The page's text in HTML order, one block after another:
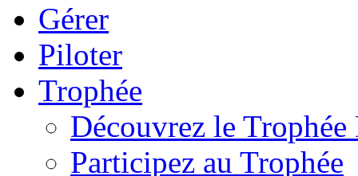
Gérer
Piloter
Trophée
Découvrez le
Participez au Trophée